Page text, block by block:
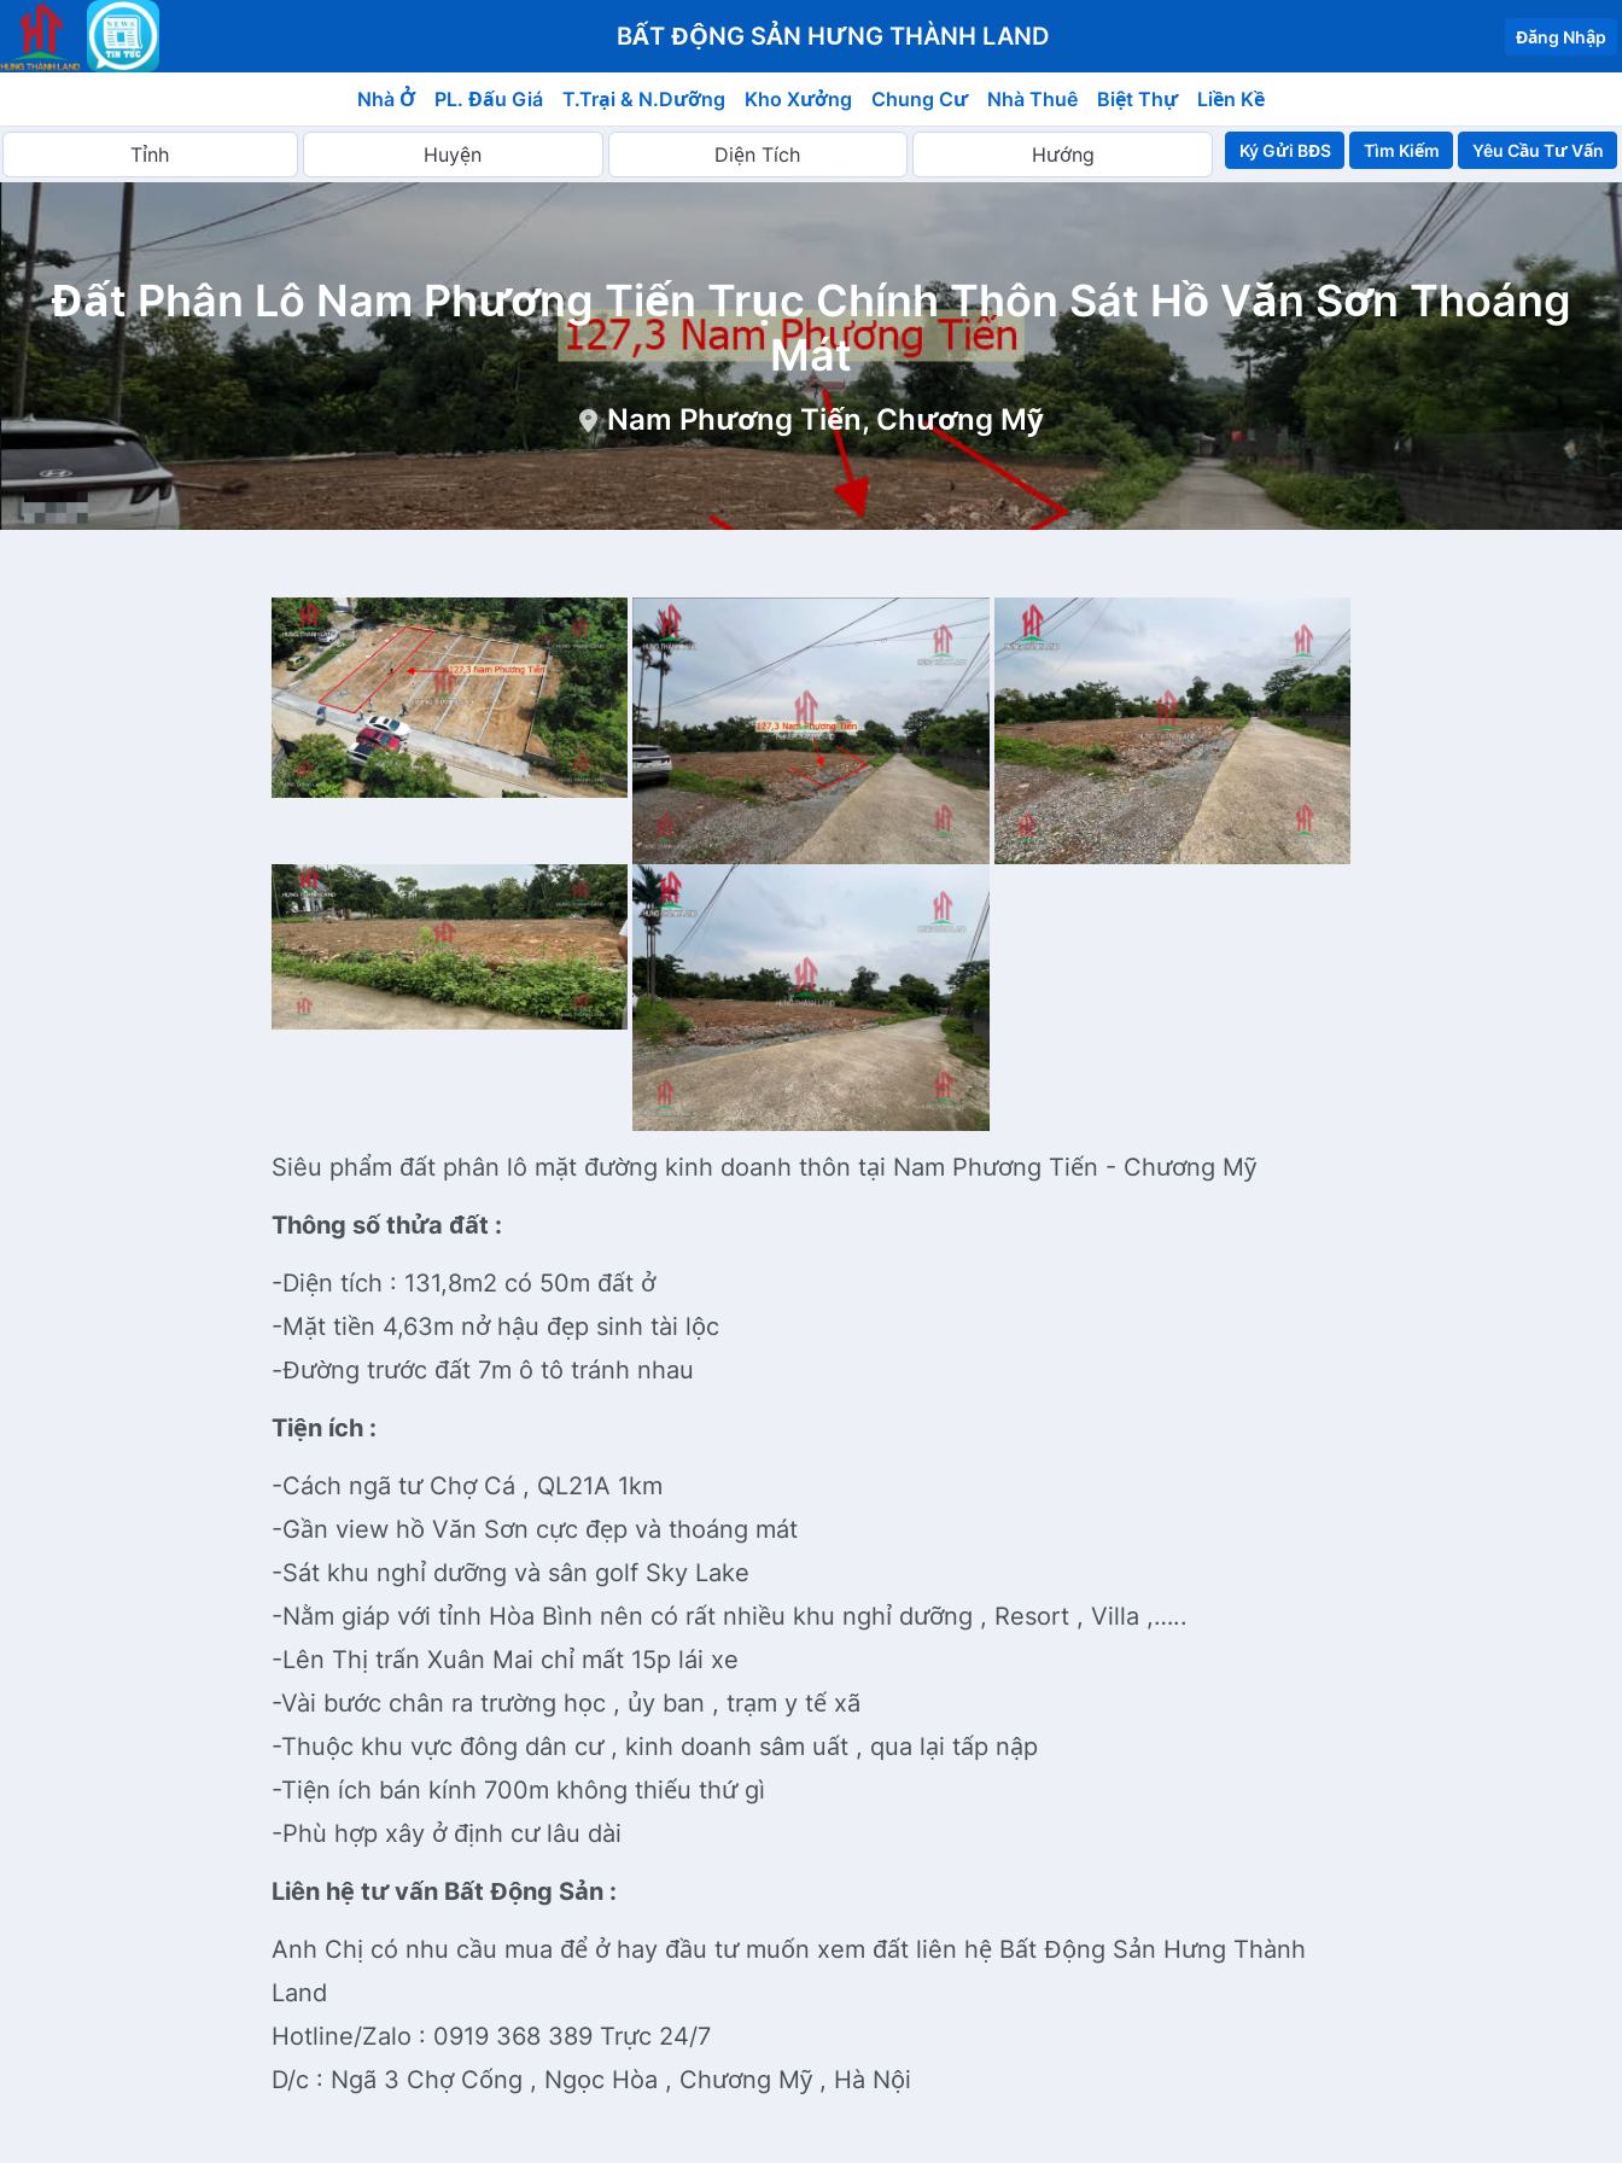
BẤT ĐỘNG SẢN HƯNG THÀNH LAND Đăng Nhập
Nhà Ở PL. Đấu Giá T.Trại & N.Dưỡng Kho Xưởng Chung Cư Nhà Thuê Biệt Thự Liền Kề
Ký Gửi BĐS Yêu Cầu Tư Vấn
Đất Phân Lô Nam Phương Tiến Trục Chính Thôn Sát Hồ Văn Sơn Thoáng
Mát
Nam Phương Tiến, Chương Mỹ
Siêu phẩm đất phân lô mặt đường kinh doanh thôn tại Nam Phương Tiến - Chương Mỹ
Thông số thửa đất :
-Diện tích : 131,8m2 có 50m đất ở
-Mặt tiền 4,63m nở hậu đẹp sinh tài lộc
-Đường trước đất 7m ô tô tránh nhau
Tiện ích :
-Cách ngã tư Chợ Cá , QL21A 1km
-Gần view hồ Văn Sơn cực đẹp và thoáng mát
-Sát khu nghỉ dưỡng và sân golf Sky Lake
-Nằm giáp với tỉnh Hòa Bình nên có rất nhiều khu nghỉ dưỡng , Resort , Villa ,…..
-Lên Thị trấn Xuân Mai chỉ mất 15p lái xe
-Vài bước chân ra trường học , ủy ban , trạm y tế xã
-Thuộc khu vực đông dân cư , kinh doanh sâm uất , qua lại tấp nập
-Tiện ích bán kính 700m không thiếu thứ gì
-Phù hợp xây ở định cư lâu dài
Liên hệ tư vấn Bất Động Sản :
Anh Chị có nhu cầu mua để ở hay đầu tư muốn xem đất liên hệ Bất Động Sản Hưng Thành
Land
Hotline/Zalo : 0919 368 389 Trực 24/7
D/c : Ngã 3 Chợ Cống , Ngọc Hòa , Chương Mỹ , Hà Nội